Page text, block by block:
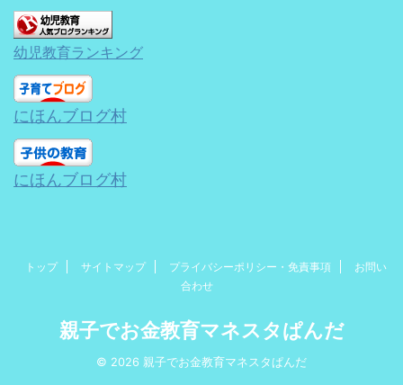
幼児教育ランキング
にほんブログ村
にほんブログ村
トップ サイトマップ プライバシーポリシー・免責事項
お問い
合わせ
親子でお金教育マネスタぱんだ
© 2026 親子でお金教育マネスタぱんだ